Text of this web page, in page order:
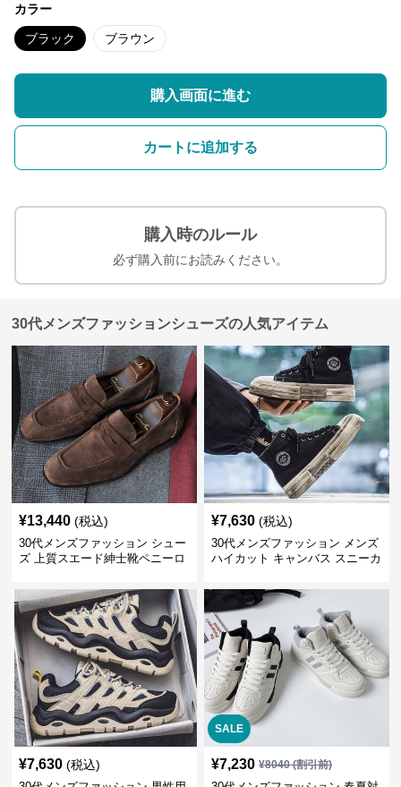
カラー
ブラック ブラウン
購入画面に進む
カートに追加する
購入時のルール
必ず購入前にお読みください。
30代メンズファッションシューズの人気アイテム
¥13,440 (税込)
30代メンズファッション シュー
ズ 上質スエード紳士靴ペニーロ
¥7,630 (税込)
30代メンズファッション メンズ
ハイカット キャンバス スニーカ
¥7,630 (税込)
SALE
¥7,230 ¥8040(割引前)